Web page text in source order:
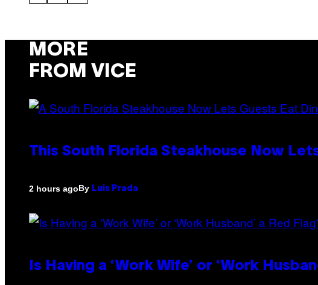
MORE
FROM VICE
This South Florida Steakhouse Now
2 hours agoBy Luis Prada
Is Having a ‘Work Wife’ or ‘Work